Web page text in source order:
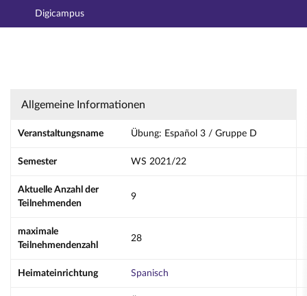
Hauptnavigation
Digicampus
Übung: Español 3 / Gruppe D - Details
Allgemeine Informationen
Veranstaltungsname Übung: Español 3 / Gruppe D
Semester WS 2021/22
Aktuelle Anzahl der
Teilnehmenden
9
maximale
Teilnehmendenzahl
28
Heimateinrichtung Spanisch